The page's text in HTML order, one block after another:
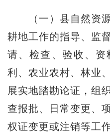
（一）县自然资源
耕地工作的指导、监
请、检查、验收、资
利、农业农村、林业
展实地踏勘论证，组
查报批、日常变更、
权证变更或注销等工